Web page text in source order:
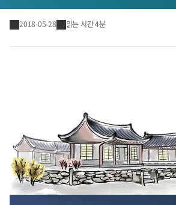
인사이트
인사이트 리포트
2018-05-28
읽는 시간 4분